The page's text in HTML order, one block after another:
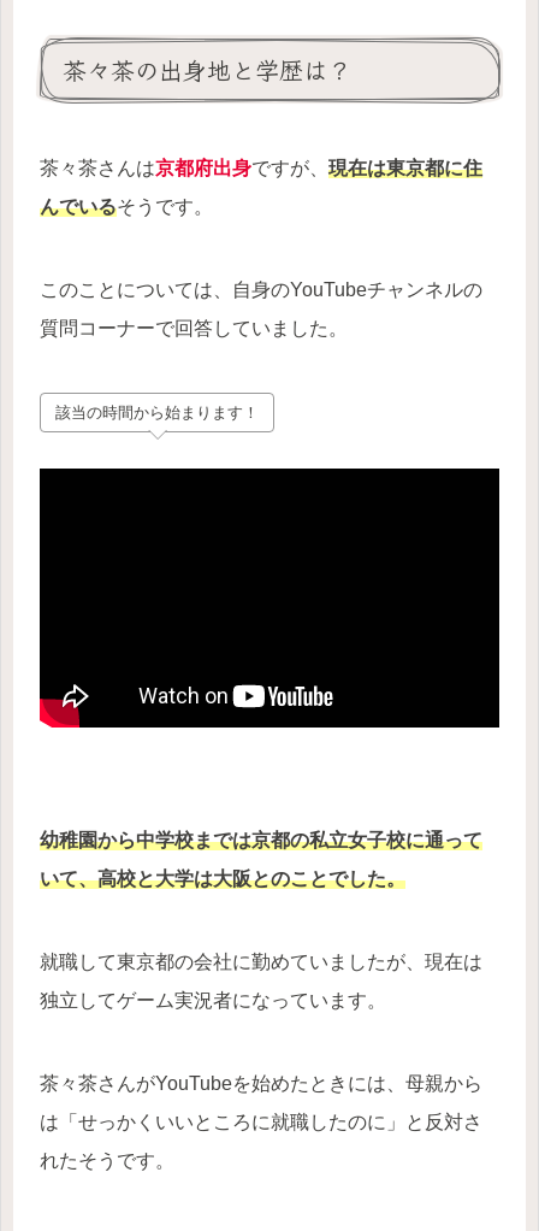
茶々茶の出身地と学歴は？
茶々茶さんは京都府出身ですが、 現在は東京都に住
んでいるそうです。
このことについては、自身のYouTubeチャンネルの
質問コーナーで回答していました。
該当の時間から始まります！
幼稚園から中学校までは京都の私立女子校に通って
いて、高校と大学は大阪とのことでした。
就職して東京都の会社に勤めていましたが、現在は
独立してゲーム実況者になっています。
茶々茶さんがYouTubeを始めたときには、母親から
は「せっかくいいところに就職したのに」と反対さ
れたそうです。